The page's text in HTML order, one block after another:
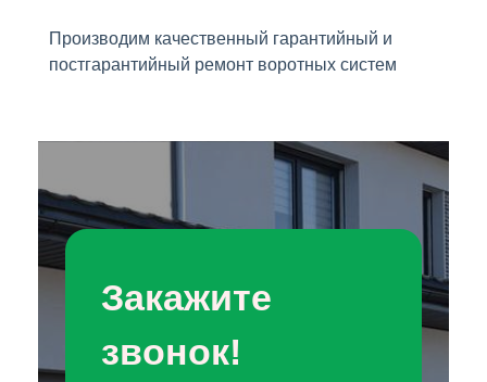
Производим качественный гарантийный и
постгарантийный ремонт воротных систем
Закажите
звонок!